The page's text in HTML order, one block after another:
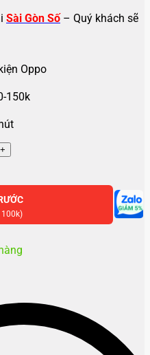
Sài Gòn Số– Quý khách sẽ
Oppo
150k
100k)